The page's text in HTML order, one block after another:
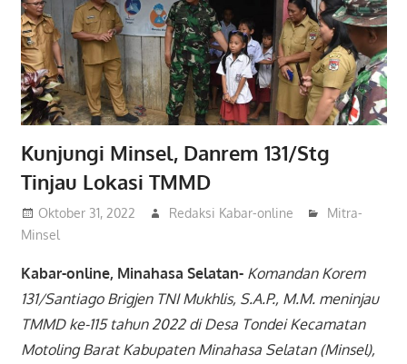
Kunjungi Minsel, Danrem 131/Stg
Tinjau Lokasi TMMD
Oktober 31, 2022 Redaksi Kabar-online
Mitra-
Minsel
Kabar-online, Minahasa Selatan- Komandan Korem
131/Santiago Brigjen TNI Mukhlis, S.A.P., M.M. meninjau
TMMD ke-115 tahun 2022 di Desa Tondei Kecamatan
Motoling Barat Kabupaten Minahasa Selatan (Minsel),